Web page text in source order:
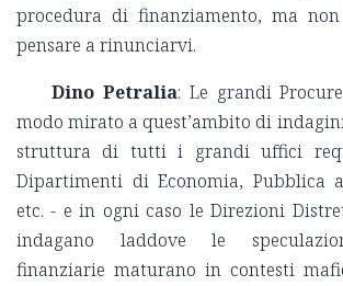
procedura di finanziamento, ma
pensare a rinunciarvi.
Dino Petralia: Le grandi
modo mirato a quest’ambito di
struttura di tutti i grandi uffici
Dipartimenti di Economia, Pubblica
etc. - e in ogni caso le Direzioni
indagano laddove le
finanziarie maturano in contesti